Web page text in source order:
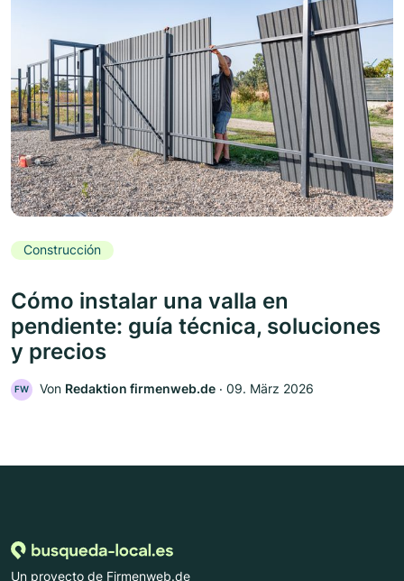
Construcción
Cómo instalar una valla en
pendiente: guía técnica, soluciones
y precios
FW Von Redaktion firmenweb.de ‧ 09. März 2026
Un proyecto de Firmenweb.de